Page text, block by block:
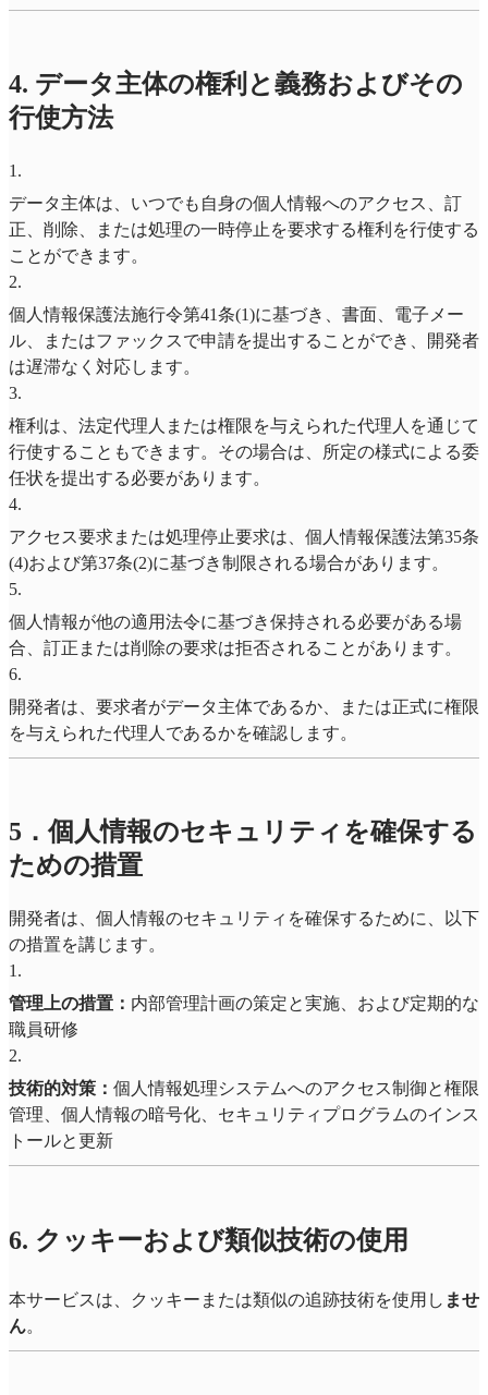
4. データ主体の権利と義務およびその
行使方法
1 .
データ主体は、いつでも自身の個人情報へのアクセス、訂
正、削除、または処理の一時停止を要求する権利を行使する
ことができます。
2.
個人情報保護法施行令第41条(1)に基づき、書面、電子メー
ル、またはファックスで申請を提出することができ、開発者
は遅滞なく対応します。
3.
権利は、法定代理人または権限を与えられた代理人を通じて
行使することもできます。その場合は、所定の様式による委
任状を提出する必要があります。
4.
アクセス要求または処理停止要求は、個人情報保護法第35条
(4)および第37条(2)に基づき制限される場合があります。
5.
個人情報が他の適用法令に基づき保持される必要がある場
合、訂正または削除の要求は拒否されることがあります。
6.
開発者は、要求者がデータ主体であるか、または正式に権限
を与えられた代理人であるかを確認します。
5．個人情報のセキュリティを確保する
ための措置
開発者は、個人情報のセキュリティを確保するために、以下
の措置を講じます。
1 .
管理上の措置： 内部管理計画の策定と実施、および定期的な
職員研修
2.
技術的対策： 個人情報処理システムへのアクセス制御と権限
管理、個人情報の暗号化、セキュリティプログラムのインス
トールと更新
6. クッキーおよび類似技術の使用
本サービスは、クッキーまたは類似の追跡技術を使用し ませ
ん。